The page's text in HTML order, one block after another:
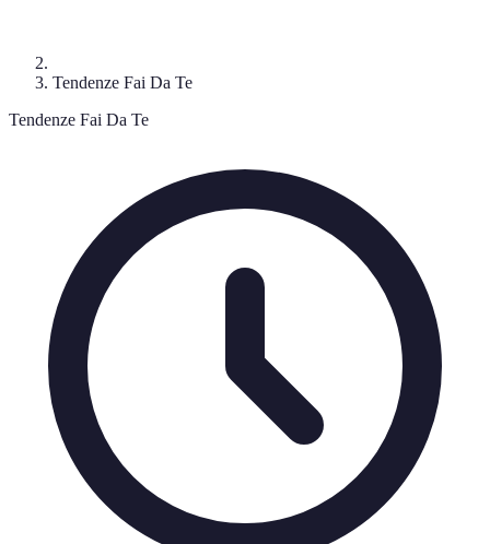
Tendenze Fai Da Te
Tendenze Fai Da Te